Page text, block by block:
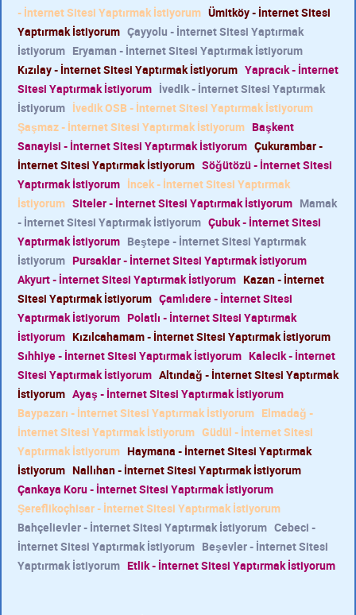
- İnternet Sitesi Yaptırmak İstiyorum Ümitköy - İnternet Sitesi
Yaptırmak İstiyorum Çayyolu - İnternet Sitesi Yaptırmak
İstiyorum Eryaman - İnternet Sitesi Yaptırmak İstiyorum
Kızılay - İnternet Sitesi Yaptırmak İstiyorum Yapracık - İnternet
Sitesi Yaptırmak İstiyorum İvedik - İnternet Sitesi Yaptırmak
İstiyorum İvedik OSB - İnternet Sitesi Yaptırmak İstiyorum
Şaşmaz - İnternet Sitesi Yaptırmak İstiyorum Başkent
Sanayisi - İnternet Sitesi Yaptırmak İstiyorum Çukurambar -
İnternet Sitesi Yaptırmak İstiyorum Söğütözü - İnternet Sitesi
Yaptırmak İstiyorum İncek - İnternet Sitesi Yaptırmak
İstiyorum Siteler - İnternet Sitesi Yaptırmak İstiyorum Mamak
- İnternet Sitesi Yaptırmak İstiyorum Çubuk - İnternet Sitesi
Yaptırmak İstiyorum Beştepe - İnternet Sitesi Yaptırmak
İstiyorum Pursaklar - İnternet Sitesi Yaptırmak İstiyorum
Akyurt - İnternet Sitesi Yaptırmak İstiyorum Kazan - İnternet
Sitesi Yaptırmak İstiyorum Çamlıdere - İnternet Sitesi
Yaptırmak İstiyorum Polatlı - İnternet Sitesi Yaptırmak
İstiyorum Kızılcahamam - İnternet Sitesi Yaptırmak İstiyorum
Sıhhiye - İnternet Sitesi Yaptırmak İstiyorum Kalecik - İnternet
Sitesi Yaptırmak İstiyorum Altındağ - İnternet Sitesi Yaptırmak
İstiyorum Ayaş - İnternet Sitesi Yaptırmak İstiyorum
Baypazarı - İnternet Sitesi Yaptırmak İstiyorum Elmadağ -
İnternet Sitesi Yaptırmak İstiyorum Güdül - İnternet Sitesi
Yaptırmak İstiyorum Haymana - İnternet Sitesi Yaptırmak
İstiyorum Nallıhan - İnternet Sitesi Yaptırmak İstiyorum
Çankaya Koru - İnternet Sitesi Yaptırmak İstiyorum
Şereflikoçhisar - İnternet Sitesi Yaptırmak İstiyorum
Bahçelievler - İnternet Sitesi Yaptırmak İstiyorum Cebeci -
İnternet Sitesi Yaptırmak İstiyorum Beşevler - İnternet Sitesi
Yaptırmak İstiyorum Etlik - İnternet Sitesi Yaptırmak İstiyorum